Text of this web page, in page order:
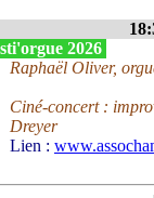
2026
Raphaël Oliver,
Ciné-concert :
Dreyer
Lien :